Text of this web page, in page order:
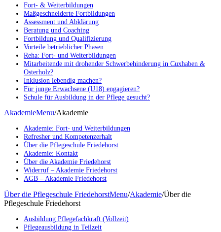
Fort- & Weiterbildungen
Maßgeschneiderte Fortbildungen
Assessment und Abklärung
Beratung und Coaching
Fortbildung und Qualifizierung
Vorteile betrieblicher Phasen
Reha: Fort- und Weiterbildungen
Mitarbeitende mit drohender Schwerbehinderung in Cuxhaben &
Osterholz?
Inklusion lebendig machen?
Für junge Erwachsene (U18) engagieren?
Schule für Ausbildung in der Pflege gesucht?
AkademieMenu/Akademie
Akademie: Fort- und Weiterbildungen
Refresher und Kompetenzerhalt
Über die Pflegeschule Friedehorst
Akademie: Kontakt
Über die Akademie Friedehorst
Widerruf – Akademie Friedehorst
AGB – Akademie Friedehorst
Über die Pflegeschule FriedehorstMenu/Akademie/Über die
Pflegeschule Friedehorst
Ausbildung Pflegefachkraft (Vollzeit)
Pflegeausbildung in Teilzeit